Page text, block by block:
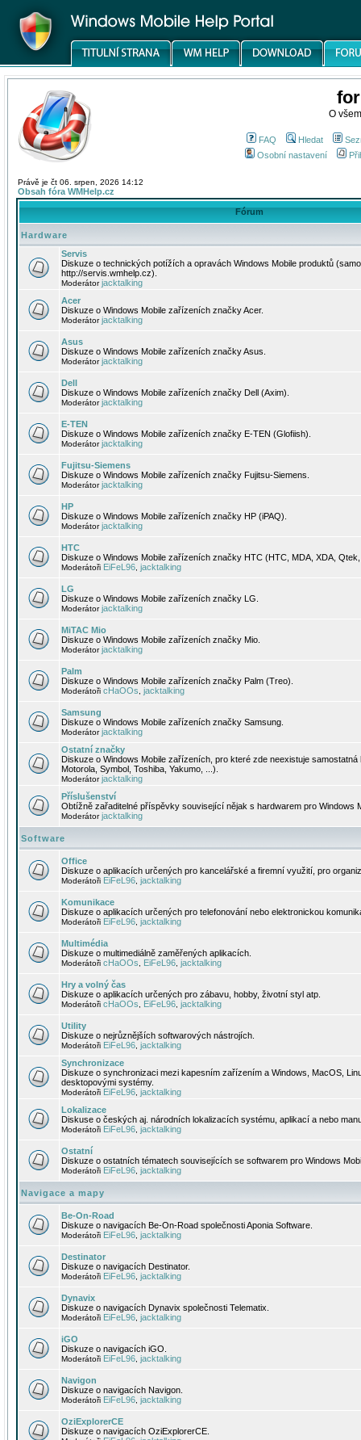
O
FAQ Hledat
Osobní nastavení
Právě je čt 06. srpen, 2026 14:12
Obsah fóra WMHelp.cz
Fórum
Hardware
Servis
Diskuze o technických potížích a opravách Windows Mobile produktů
http://servis.wmhelp.cz).
Moderátorjacktalking
Acer
Diskuze o Windows Mobile zařízeních značky Acer.
Moderátorjacktalking
Asus
Diskuze o Windows Mobile zařízeních značky Asus.
Moderátorjacktalking
Dell
Diskuze o Windows Mobile zařízeních značky Dell (Axim).
Moderátorjacktalking
E-TEN
Diskuze o Windows Mobile zařízeních značky E-TEN (Glofiish).
Moderátorjacktalking
Fujitsu-Siemens
Diskuze o Windows Mobile zařízeních značky Fujitsu-Siemens.
Moderátorjacktalking
HP
Diskuze o Windows Mobile zařízeních značky HP (iPAQ).
Moderátorjacktalking
HTC
Diskuze o Windows Mobile zařízeních značky HTC (HTC, MDA, XDA,
Moderátoři EiFeL96 jacktalking
LG
Diskuze o Windows Mobile zařízeních značky LG.
Moderátorjacktalking
MiTAC Mio
Diskuze o Windows Mobile zařízeních značky Mio.
Moderátorjacktalking
Palm
Diskuze o Windows Mobile zařízeních značky Palm (Treo).
Moderátoři cHaOOs jacktalking
Samsung
Diskuze o Windows Mobile zařízeních značky Samsung.
Moderátorjacktalking
Ostatní značky
Diskuze o Windows Mobile zařízeních, pro které zde neexistuje
Motorola, Symbol, Toshiba, Yakumo, ...).
Moderátorjacktalking
Příslušenství
Obtížně zařaditelné příspěvky související nějak s hardwarem pro Windows
Moderátorjacktalking
Software
Office
Diskuze o aplikacích určených pro kancelářské a firemní využití, pro
Moderátoři EiFeL96 jacktalking
Komunikace
Diskuze o aplikacích určených pro telefonování nebo elektronickou
Moderátoři EiFeL96 jacktalking
Multimédia
Diskuze o multimediálně zaměřených aplikacích.
Moderátoři cHaOOs EiFeL96 jacktalking
Hry a volný čas
Diskuze o aplikacích určených pro zábavu, hobby, životní styl atp.
Moderátoři cHaOOs EiFeL96 jacktalking
Utility
Diskuze o nejrůznějších softwarových nástrojích.
Moderátoři EiFeL96 jacktalking
Synchronizace
Diskuze o synchronizaci mezi kapesním zařízením a Windows, MacOS,
desktopovými systémy.
Moderátoři EiFeL96 jacktalking
Lokalizace
Diskuse o českých aj. národních lokalizacích systému, aplikací a nebo
Moderátoři EiFeL96 jacktalking
Ostatní
Diskuze o ostatních tématech souvisejících se softwarem pro Windows
Moderátoři EiFeL96 jacktalking
Navigace a mapy
Be-On-Road
Diskuze o navigacích Be-On-Road společnosti Aponia Software.
Moderátoři EiFeL96 jacktalking
Destinator
Diskuze o navigacích Destinator.
Moderátoři EiFeL96 jacktalking
Dynavix
Diskuze o navigacích Dynavix společnosti Telematix.
Moderátoři EiFeL96 jacktalking
iGO
Diskuze o navigacích iGO.
Moderátoři EiFeL96 jacktalking
Navigon
Diskuze o navigacích Navigon.
Moderátoři EiFeL96 jacktalking
OziExplorerCE
Diskuze o navigacích OziExplorerCE.